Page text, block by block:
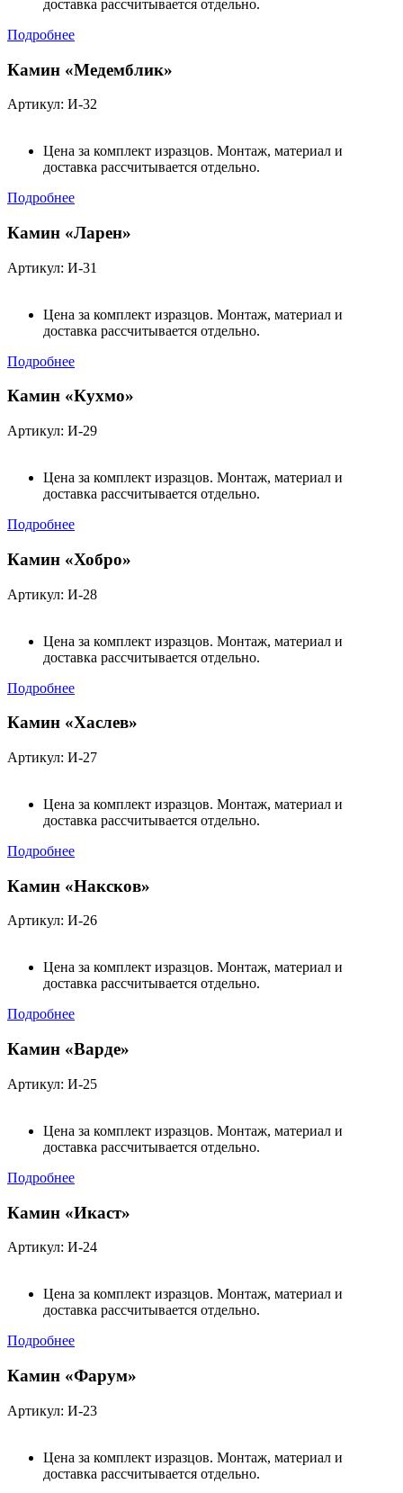
доставка рассчитывается отдельно.
Подробнее
Камин «Медемблик»
Артикул: И-32
Цена за комплект изразцов. Монтаж, материал и
доставка рассчитывается отдельно.
Подробнее
Камин «Ларен»
Артикул: И-31
Цена за комплект изразцов. Монтаж, материал и
доставка рассчитывается отдельно.
Подробнее
Камин «Кухмо»
Артикул: И-29
Цена за комплект изразцов. Монтаж, материал и
доставка рассчитывается отдельно.
Подробнее
Камин «Хобро»
Артикул: И-28
Цена за комплект изразцов. Монтаж, материал и
доставка рассчитывается отдельно.
Подробнее
Камин «Хаслев»
Артикул: И-27
Цена за комплект изразцов. Монтаж, материал и
доставка рассчитывается отдельно.
Подробнее
Камин «Наксков»
Артикул: И-26
Цена за комплект изразцов. Монтаж, материал и
доставка рассчитывается отдельно.
Подробнее
Камин «Варде»
Артикул: И-25
Цена за комплект изразцов. Монтаж, материал и
доставка рассчитывается отдельно.
Подробнее
Камин «Икаст»
Артикул: И-24
Цена за комплект изразцов. Монтаж, материал и
доставка рассчитывается отдельно.
Подробнее
Камин «Фарум»
Артикул: И-23
Цена за комплект изразцов. Монтаж, материал и
доставка рассчитывается отдельно.